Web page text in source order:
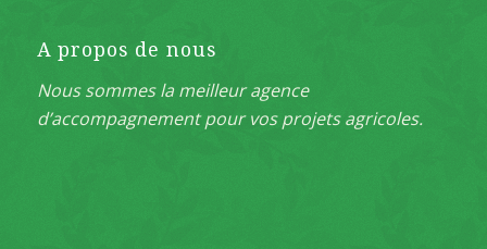
A propos de nous
Nous sommes la meilleur agence
d’accompagnement pour vos projets agricoles.